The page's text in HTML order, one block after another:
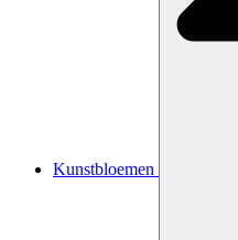
Kunstbloemen